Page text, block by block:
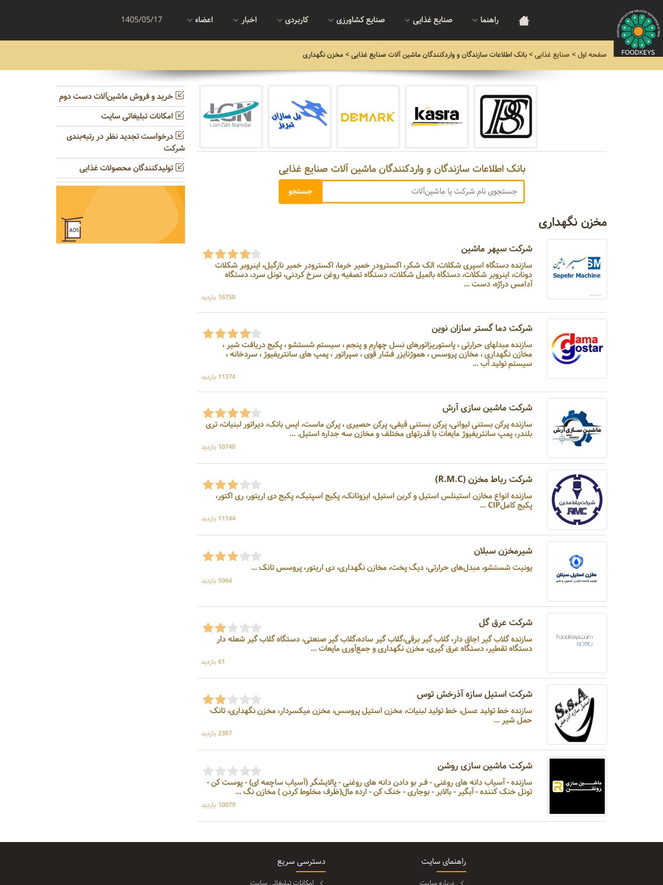
راهنما صنایع غذایی صنایع کشاورزی کاربردی اخبار اعضاء 1405/05/17
صفحه اول> صنایع غذایی>بانک اطلاعات سازندگان و واردکنندگان ماشین آلات صنایع غذایی> مخزن نگهداری
بانک اطلاعات سازندگان و واردکنندگان ماشین آلات صنایع غذایی
مخزن نگهداری
شرکت سپهر ماشین
سازنده دستگاه اسپری شکلات، الک شکر، اکسترودر خمیر خرما، اکسترودر خمیر نارگیل، اینروبر شکلات
دونات، اینروبر شکلات، دستگاه بالمیل شکلات، دستگاه تصفیه روغن سرخ کردنی، تونل سرد، دستگاه
آدامس دراژه، دست ...
16750 بازدید
شرکت دما گستر سازان نوین
سازنده مبدلهای حرارتی ، پاستوریزاتورهای نسل چهارم و پنجم ، سیستم شستشو ، پکیج دریافت شیر ،
مخازن نگهداری ، مخازن پروسس ، هموژنایزر فشار قوی ، سپراتور ، پمپ های سانتریفیوژ ، سردخانه ،
سیستم تولید آب ...
11374 بازدید
شرکت ماشین سازی آرش
سازنده پرکن بستنی لیوانی، پرکن بستنی قیفی، پرکن حصیری ، پرکن ماست، ایس بانک، دیراتور لبنیات، تری
بلندر، پمپ سانتریفیوژ مایعات با قدرتهای مختلف و مخازن سه جداره استیل. ...
10740 بازدید
شرکت رباط مخزن (R.M.C)
سازنده انواع مخازن استینلس استیل و کربن استیل، ایزوتانک، پکیج اسپتیک، پکیج دی اریتور، ری اکتور،
پکیج کاملCIP ...
11144 بازدید
شیرمخزن سبلان
یونیت شستشو، مبدل‌های حرارتی، دیگ پخت، مخازن نگهداری، دی اریتور، پروسس تانک ...
5964 بازدید
شرکت عرق گل
سازنده گلاب گیر اجاق دار، گلاب گیر برقی،گلاب گیر ساده،گلاب گیر صنعتی، دستگاه گلاب گیر شعله دار
دستگاه تقطیر، دستگاه عرق گیری، مخزن نگهداری و جمع‌آوری مایعات ...
61 بازدید
شرکت استیل سازه آذرخش توس
سازنده خط تولید عسل، خط تولید لبنیات، مخزن استیل پروسس، مخزن میکسردار، مخزن نگهداری، تانک
حمل شیر ...
2387 بازدید
شرکت ماشین سازی روشن
سازنده - آسیاب دانه های روغنی - فــر بو دادن دانه های روغنی - پالایشگر (آسیاب ساچمه ای) - پوست کن -
تونل خنک کننده - آبگیر - بالابر - بوجاری - خنک کن - ارده مال(ظرف مخلوط کردن ) مخازن نگ ...
10079 بازدید
خرید و فروش ماشین‌آلات دست دوم
امکانات تبلیغاتی سایت
درخواست تجدید نظر در رتبه‌بندی
شرکت
تولیدکنندگان محصولات غذایی
راهنمای سایت دسترسی سریع